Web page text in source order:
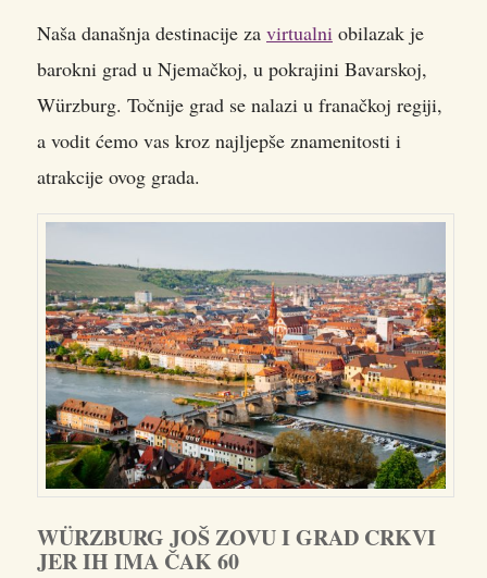
Naša današnja destinacije za virtualni obilazak je
barokni grad u Njemačkoj, u pokrajini Bavarskoj,
Würzburg. Točnije grad se nalazi u franačkoj regiji,
a vodit ćemo vas kroz najljepše znamenitosti i
atrakcije ovog grada.
WÜRZBURG JOŠ ZOVU I GRAD CRKVI
JER IH IMA ČAK 60